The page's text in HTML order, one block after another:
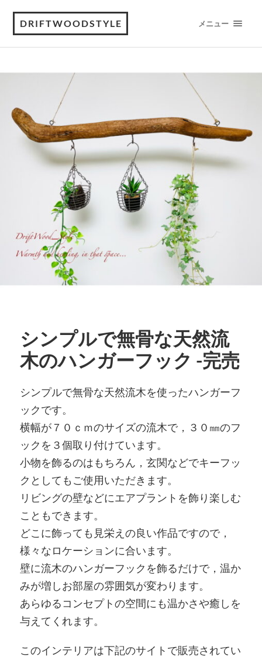
DRIFTWOODSTYLE メニュー
シンプルで無骨な天然流
木のハンガーフック -完売
シンプルで無骨な天然流木を使ったハンガーフ
ックです。
横幅が７０ｃｍのサイズの流木で，３０㎜のフ
ックを３個取り付けています。
小物を飾るのはもちろん，玄関などでキーフッ
クとしてもご使用いただきます。
リビングの壁などにエアプラントを飾り楽しむ
こともできます。
どこに飾っても見栄えの良い作品ですので，
様々なロケーションに合います。
壁に流木のハンガーフックを飾るだけで，温か
みが増しお部屋の雰囲気が変わります。
あらゆるコンセプトの空間にも温かさや癒しを
与えてくれます。
このインテリアは下記のサイトで販売されてい